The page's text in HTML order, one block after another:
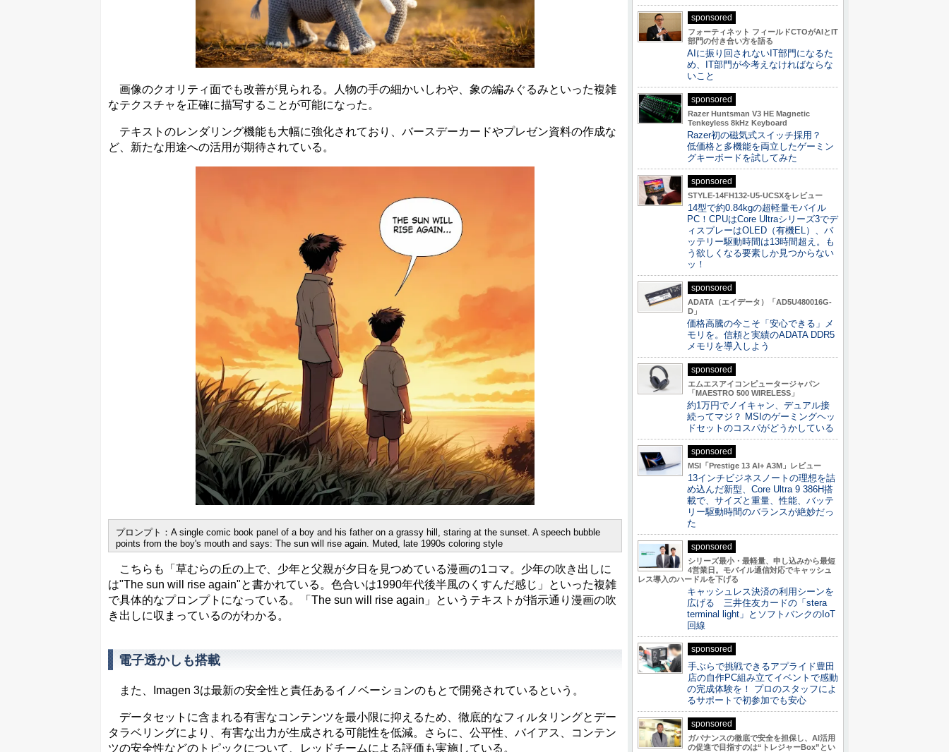
画像のクオリティ面でも改善が見られる。人物の手の細かいしわや、象の編みぐるみといった複雑
なテクスチャを正確に描写することが可能になった。
テキストのレンダリング機能も大幅に強化されており、バースデーカードやプレゼン資料の作成な
ど、新たな用途への活用が期待されている。
プロンプト：A single comic book panel of a boy and his father on a grassy hill, staring at the sunset. A speech bubble
points from the boy's mouth and says: The sun will rise again. Muted, late 1990s coloring style
こちらも「草むらの丘の上で、少年と父親が夕日を見つめている漫画の1コマ。少年の吹き出しに
は"The sun will rise again"と書かれている。色合いは1990年代後半風のくすんだ感じ」といった複雑
で具体的なプロンプトになっている。「The sun will rise again」というテキストが指示通り漫画の吹
き出しに収まっているのがわかる。
電子透かしも搭載
また、Imagen 3は最新の安全性と責任あるイノベーションのもとで開発されているという。
データセットに含まれる有害なコンテンツを最小限に抑えるため、徹底的なフィルタリングとデー
タラベリングにより、有害な出力が生成される可能性を低減。さらに、公平性、バイアス、コンテン
ツの安全性などのトピックについて、レッドチームによる評価も実施している。
sponsored
フォーティネット フィールドCTOがAIとIT
部門の付き合い方を語る
AIに振り回されないIT部門になるた
め、IT部門が今考えなければならな
いこと
sponsored
Razer Huntsman V3 HE Magnetic
Tenkeyless 8kHz Keyboard
Razer初の磁気式スイッチ採用？
低価格と多機能を両立したゲーミン
グキーボードを試してみた
sponsored
STYLE-14FH132-U5-UCSXをレビュー
14型で約0.84kgの超軽量モバイル
PC！CPUはCore Ultraシリーズ3でデ
ィスプレーはOLED（有機EL）、バ
ッテリー駆動時間は13時間超え。も
う欲しくなる要素しか見つからない
ッ！
sponsored
ADATA（エイデータ）「AD5U480016G-
D」
価格高騰の今こそ「安心できる」メ
モリを。信頼と実績のADATA DDR5
メモリを導入しよう
sponsored
エムエスアイコンピュータージャパン
「MAESTRO 500 WIRELESS」
約1万円でノイキャン、デュアル接
続ってマジ？ MSIのゲーミングヘッ
ドセットのコスパがどうかしている
sponsored
MSI「Prestige 13 AI+ A3M」レビュー
13インチビジネスノートの理想を詰
め込んだ新型、Core Ultra 9 386H搭
載で、サイズと重量、性能、バッテ
リー駆動時間のバランスが絶妙だっ
た
sponsored
シリーズ最小・最軽量、申し込みから最短
4営業日。モバイル通信対応でキャッシュ
レス導入のハードルを下げる
キャッシュレス決済の利用シーンを
広げる 三井住友カードの「stera
terminal light」とソフトバンクのIoT
回線
sponsored
手ぶらで挑戦できるアプライド豊田
店の自作PC組み立てイベントで感動
の完成体験を！ プロのスタッフによ
るサポートで初参加でも安心
sponsored
ガバナンスの徹底で安全を担保し、AI活用
の促進で目指すのは“トレジャーBox”とい